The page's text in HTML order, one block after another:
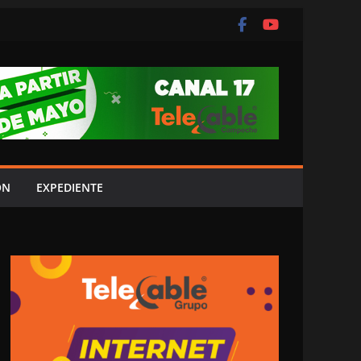
EXPEDIENTE